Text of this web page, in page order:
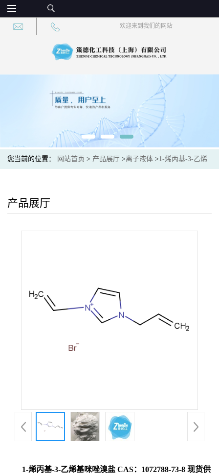
欢迎来到我们的网站
您当前的位置： 网站首页 > 产品展厅 >离子液体 >1-烯丙基-3-乙烯
产品展厅
1-烯丙基-3-乙烯基咪唑溴盐 CAS：1072788-73-8 现货供